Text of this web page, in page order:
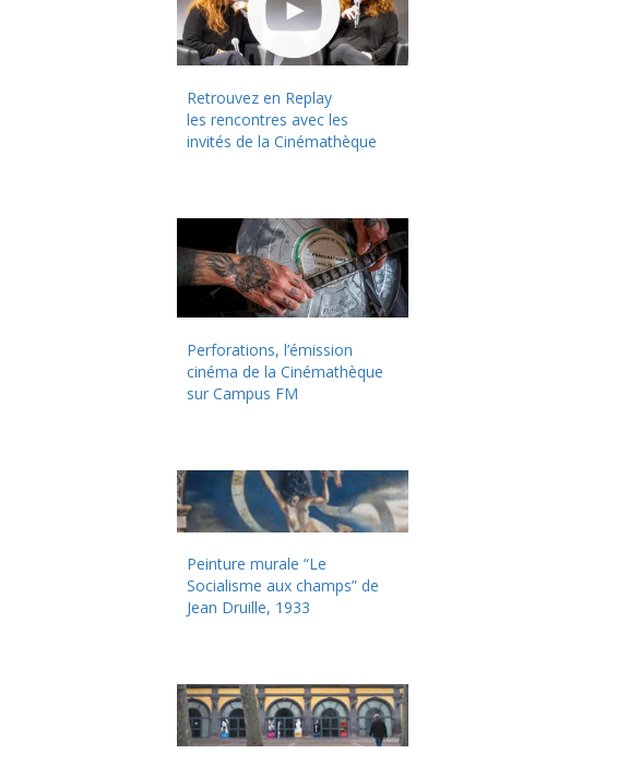
Retrouvez en Replay
les rencontres avec les
invités de la Cinémathèque
Perforations, l’émission
cinéma de la Cinémathèque
sur Campus FM
Peinture murale “Le
Socialisme aux champs” de
Jean Druille, 1933